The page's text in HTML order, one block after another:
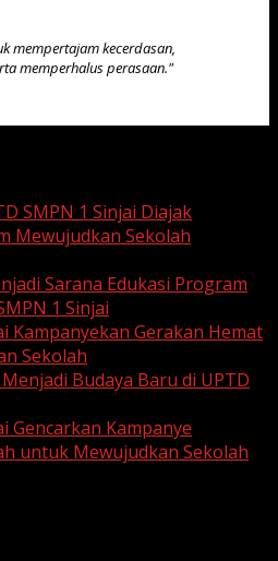
mempertajam kecerdasan,
memperhalus perasaan."
SMPN 1 Sinjai Diajak
Mewujudkan Sekolah
Sarana Edukasi Program
1 Sinjai
Kampanyekan Gerakan Hemat
Sekolah
Budaya Baru di UPTD
Gencarkan Kampanye
untuk Mewujudkan Sekolah